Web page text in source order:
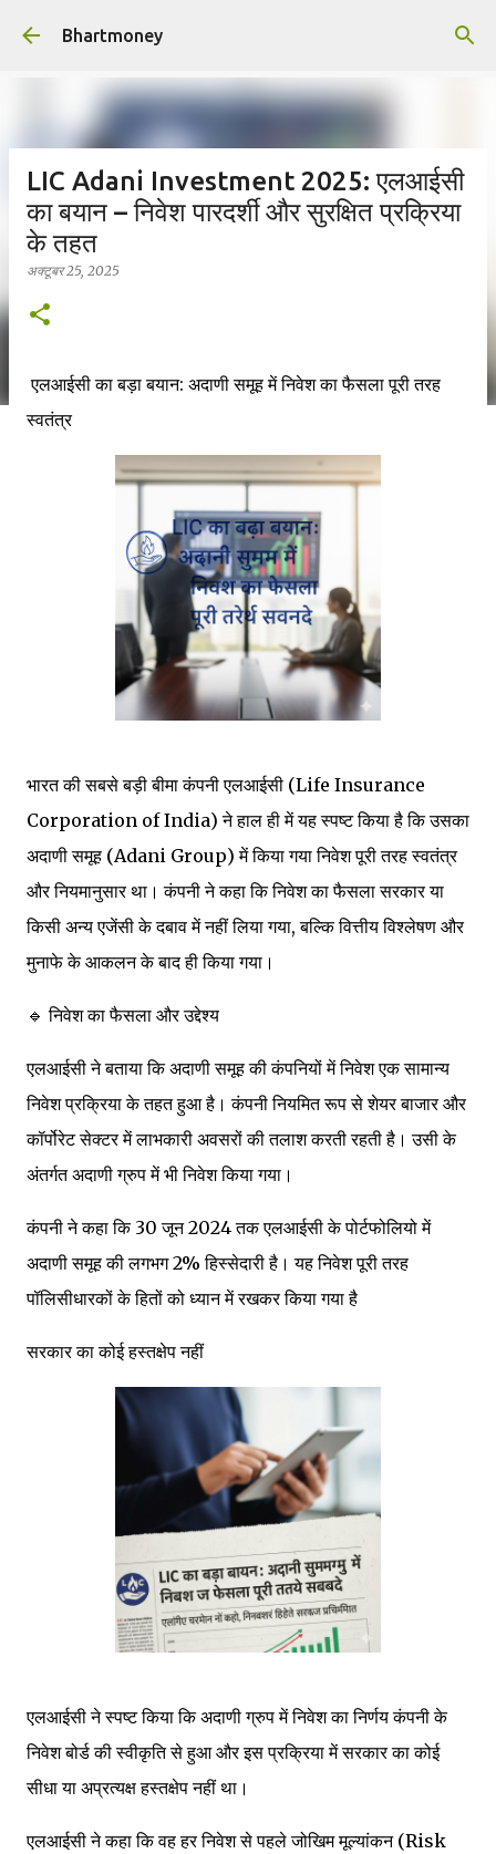
Bhartmoney
LIC Adani Investment 2025: एलआईसी
का बयान – निवेश पारदर्शी और सुरक्षित प्रक्रिया
के तहत
अक्टूबर 25, 2025
एलआईसी का बड़ा बयान: अदाणी समूह में निवेश का फैसला पूरी तरह
स्वतंत्र
भारत की सबसे बड़ी बीमा कंपनी एलआईसी (Life Insurance
Corporation of India) ने हाल ही में यह स्पष्ट किया है कि उसका
अदाणी समूह (Adani Group) में किया गया निवेश पूरी तरह स्वतंत्र
और नियमानुसार था। कंपनी ने कहा कि निवेश का फैसला सरकार या
किसी अन्य एजेंसी के दबाव में नहीं लिया गया, बल्कि वित्तीय विश्लेषण और
मुनाफे के आकलन के बाद ही किया गया।
🔹 निवेश का फैसला और उद्देश्य
एलआईसी ने बताया कि अदाणी समूह की कंपनियों में निवेश एक सामान्य
निवेश प्रक्रिया के तहत हुआ है। कंपनी नियमित रूप से शेयर बाजार और
कॉर्पोरेट सेक्टर में लाभकारी अवसरों की तलाश करती रहती है। उसी के
अंतर्गत अदाणी ग्रुप में भी निवेश किया गया।
कंपनी ने कहा कि 30 जून 2024 तक एलआईसी के पोर्टफोलियो में
अदाणी समूह की लगभग 2% हिस्सेदारी है। यह निवेश पूरी तरह
पॉलिसीधारकों के हितों को ध्यान में रखकर किया गया है
सरकार का कोई हस्तक्षेप नहीं
एलआईसी ने स्पष्ट किया कि अदाणी ग्रुप में निवेश का निर्णय कंपनी के
निवेश बोर्ड की स्वीकृति से हुआ और इस प्रक्रिया में सरकार का कोई
सीधा या अप्रत्यक्ष हस्तक्षेप नहीं था।
एलआईसी ने कहा कि वह हर निवेश से पहले जोखिम मूल्यांकन (Risk